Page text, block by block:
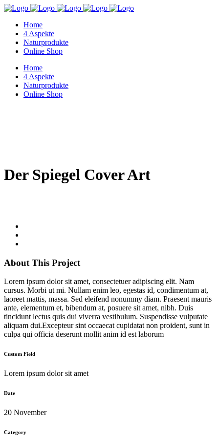
Home
4 Aspekte
Naturprodukte
Online Shop
Home
4 Aspekte
Naturprodukte
Online Shop
Der Spiegel Cover Art
About This Project
Lorem ipsum dolor sit amet, consectetuer adipiscing elit. Nam
cursus. Morbi ut mi. Nullam enim leo, egestas id, condimentum at,
laoreet mattis, massa. Sed eleifend nonummy diam. Praesent mauris
ante, elementum et, bibendum at, posuere sit amet, nibh. Duis
tincidunt lectus quis dui viverra vestibulum. Suspendisse vulputate
aliquam dui.Excepteur sint occaecat cupidatat non proident, sunt in
culpa qui officia deserunt mollit anim id est laborum
Custom Field
Lorem ipsum dolor sit amet
Date
20 November
Category